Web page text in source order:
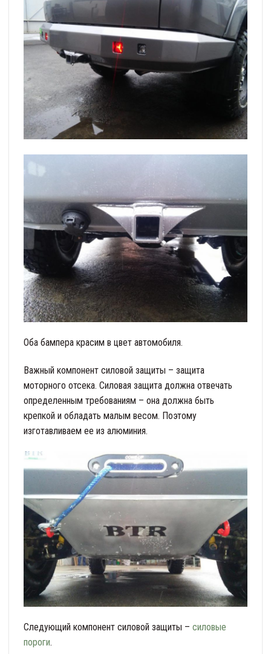
Оба бампера красим в цвет автомобиля.
Важный компонент силовой защиты – защита
моторного отсека. Силовая защита должна отвечать
определенным требованиям – она должна быть
крепкой и обладать малым весом. Поэтому
изготавливаем ее из алюминия.
Следующий компонент силовой защиты – силовые
пороги.